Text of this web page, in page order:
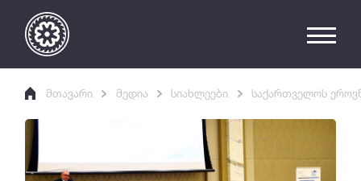
მთავარი მედია სიახლეები საქართველოს